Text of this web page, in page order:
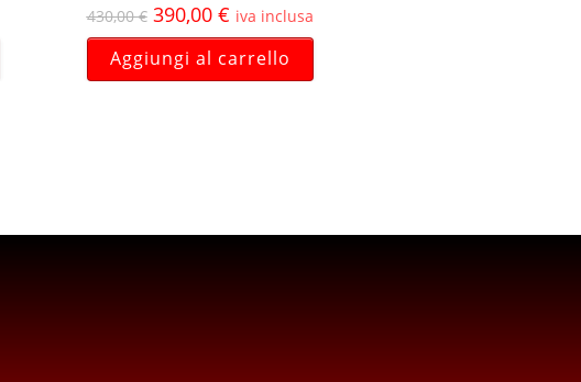
430,00€ 390,00 € iva inclusa
Aggiungi al carrello